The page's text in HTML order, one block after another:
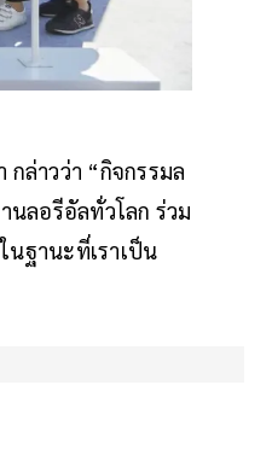
ล่าวว่า “กิจกรรมล
นลอรีอัลทั่วโลก ร่วม
ฐานะที่เราเป็น